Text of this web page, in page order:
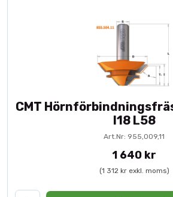
CMT
I18 L58
Art.Nr: 955,009,11
1 640 kr
(1 312 kr exkl. moms)